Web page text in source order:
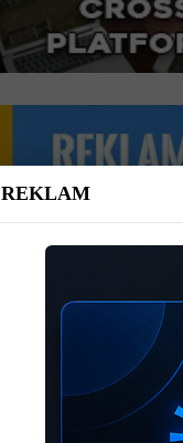
REKLAM